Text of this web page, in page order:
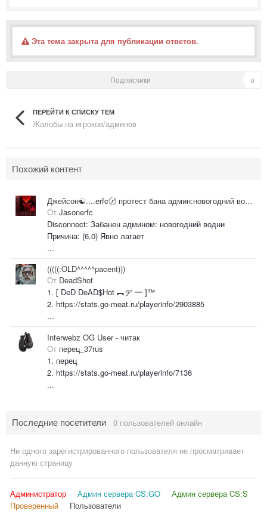
Эта тема закрыта для публикации ответов.
Подписчики 0
ПЕРЕЙТИ К СПИСКУ ТЕМ
Жалобы на игроков/админов
Похожий контент
Джейсон☯....erfc〄 протест бана админ:новогодний водни
От Jasonerfc
Disconnect: Забанен админом: новогодний водни
Причина: (6.0) Явно лагает
...
(((((:OLD^^^^^pacent)))
От DeadShot
1. [ DeD DeAD$Hot ︻デ 一 ]™
2. https://stats.go-meat.ru/playerinfo/2903885
...
Interwebz OG User - читак
От перец_37rus
1. перец
2. https://stats.go-meat.ru/playerinfo/7136
...
Последние посетители 0 пользователей онлайн
Ни одного зарегистрированного пользователя не просматривает
данную страницу
Администратор Админ сервера CS:GO
Админ сервера CS:S
Проверенный
Пользователи